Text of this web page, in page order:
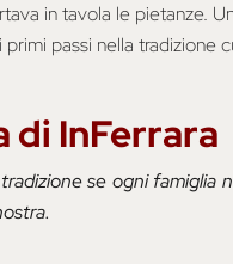
in tavola le pietanze.
passi nella tradizione
di InFerrara
se ogni famiglia